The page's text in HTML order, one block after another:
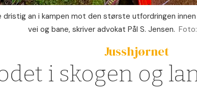
an i kampen mot den største utfordringen
vei og bane, skriver advokat Pål S. Jensen.
Jusshjørnet
i skogen og